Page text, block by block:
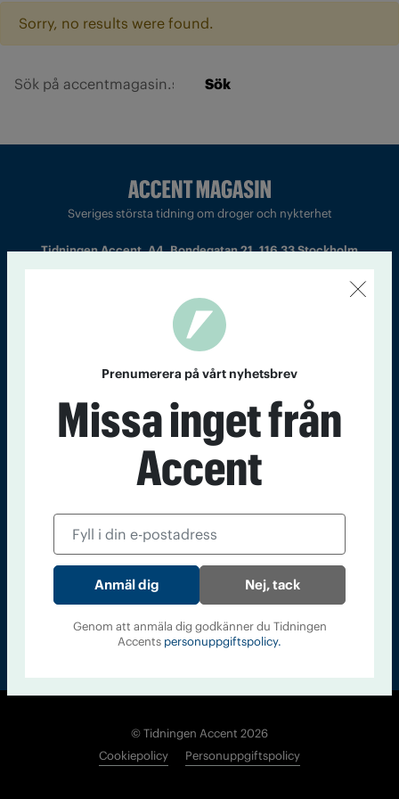
Sorry, no results were found.
Sök
Sveriges största tidning om droger och nykterhet
Tidningen Accent, A4, Bondegatan 21, 116 33 Stockholm
Chefredaktör och ansvarig utgivare: Barbro Janson Lundkvist,
barbro@a4.se.
Kontakt Om Tidningen Tidningsarkiv In English
Läs tidigare
Accent
© Tidningen Accent 2026
Cookiepolicy
Personuppgiftspolicy
Prenumerera på vårt nyhetsbrev
Missa inget från
Accent
Nej, tack
Genom att anmäla dig godkänner du Tidningen
Accents personuppgiftspolicy.